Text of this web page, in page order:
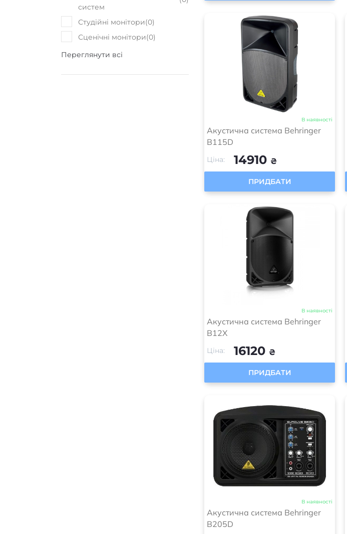
В наявності
Акустична система Behringer
B115D
Ціна: 14910 ₴
ПРИДБАТИ
В наявності
Акустична система Behringer
B12X
Ціна: 16120 ₴
ПРИДБАТИ
В наявності
Акустична система Behringer
B205D